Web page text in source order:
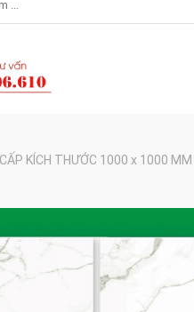
KÍCH THƯỚC 1000 x 1000 MM